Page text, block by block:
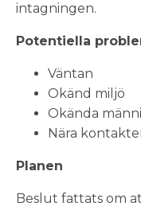
intagningen.
Potentiella
Väntan
Okänd miljö
Okända
Nära
Planen
Beslut fattats om